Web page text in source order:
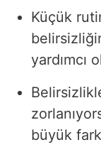
Küçük
yardımcı
büyük